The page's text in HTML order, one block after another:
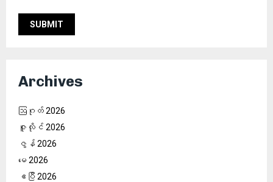
Archives
ဩဂုတ် 2026
ဇူလိုင် 2026
ဇွန် 2026
မေ 2026
ဧပြီ 2026